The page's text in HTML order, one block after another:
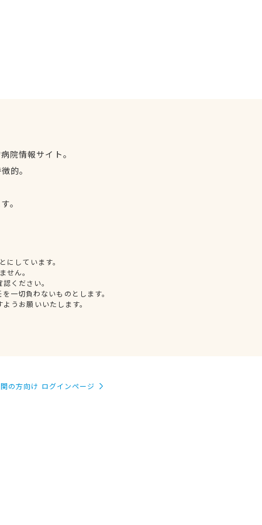
院情報サイト。
的。
。
しています。
せん。
ください。
一切負わないものとします。
うお願いいたします。
の方向け ログインページ